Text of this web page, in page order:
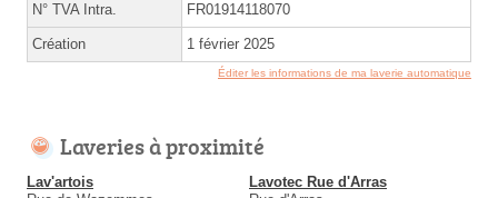
N° TVA Intra. FR01914118070
Création 1 février 2025
Éditer les informations de ma laverie automatique
Laveries à proximité
Lav'artois
Lavotec Rue d'Arras